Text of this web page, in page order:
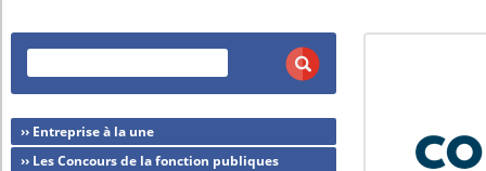
›› Entreprise à la une
›› Les Concours de la fonction publiques